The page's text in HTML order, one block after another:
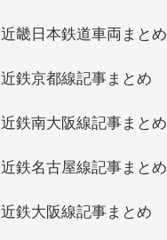
近畿日本鉄道車両まとめ
近鉄京都線記事まとめ
近鉄南大阪線記事まとめ
近鉄名古屋線記事まとめ
近鉄大阪線記事まとめ